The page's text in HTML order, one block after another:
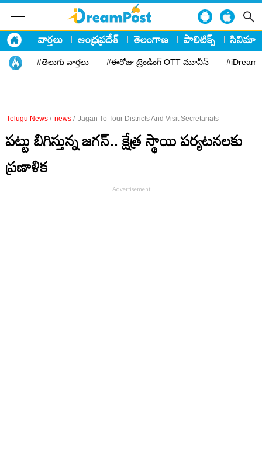
వార్తలు ఆంధ్రప్రదేశ్ తెలంగాణ పాలిటిక్స్ సినిమా
#తెలుగు వార్తలు #ఈరోజు ట్రెండింగ్ OTT మూవీస్
Telugu News / news / Jagan To Tour Districts And Visit Secretariats
ప‌ట్టు బిగిస్తున్న జ‌గ‌న్.. క్షేత్ర స్థాయి పర్యటనలకు
ప్రణాళిక